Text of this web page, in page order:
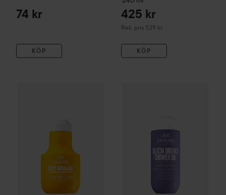
74 kr
KÖP
425 kr
Rek. pris 539 kr
Rekommenderat pris 539 kr
KÖP